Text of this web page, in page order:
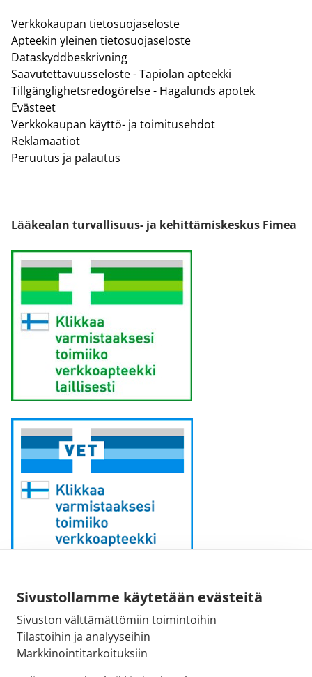
Sivustollamme käytetään evästeitä
Sivuston välttämättömiin toimintoihin
Tilastoihin ja analyyseihin
Markkinointitarkoituksiin
Verkkokaupan tietosuojaseloste
Apteekin yleinen tietosuojaseloste
Dataskyddbeskrivning
Saavutettavuusseloste - Tapiolan apteekki
Tillgänglighetsredogörelse - Hagalunds apotek
Evästeet
Verkkokaupan käyttö- ja toimitusehdot
Reklamaatiot
Peruutus ja palautus
Lääkealan turvallisuus- ja kehittämiskeskus Fimea
Sähköpostiosoite:
kirjaamo [at] fimea.fi
Fimean vaihde:
029 522 3341